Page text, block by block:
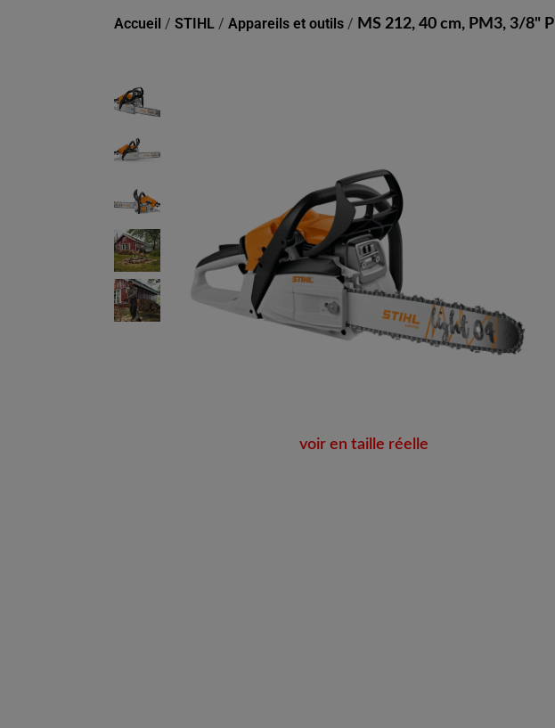
Accueil / STIHL / Appareils et outils / MS 212, 40 cm, PM3, 3/8" P
voir en taille réelle